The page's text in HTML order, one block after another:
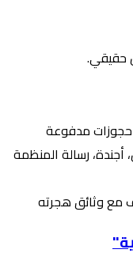
حقيقي.
مدفوعة
أجندة، رسالة المنظمة
مع وثائق هجرته